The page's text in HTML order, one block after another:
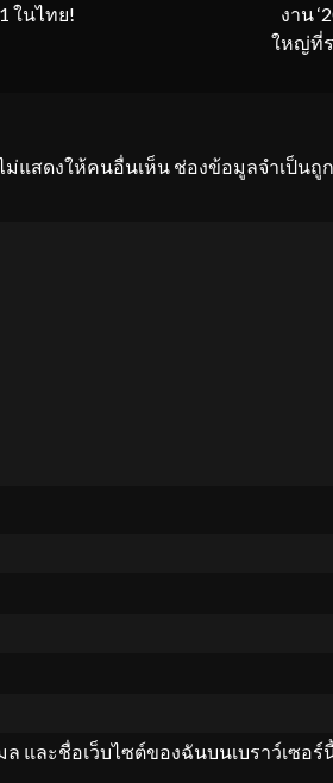
ในไทย!
งาน
ใหญ่ที่ร
ม่แสดงให้คนอื่นเห็น ช่องข้อมูลจำเป็นถู
ล และชื่อเว็บไซต์ของฉันบนเบราว์เซอ